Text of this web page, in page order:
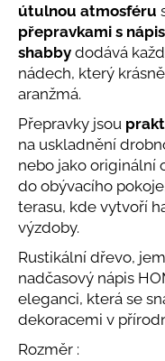
útulnou atmosféru
přepravkami s
shabby dodává
nádech, který
aranžmá.
Přepravky jsou
na uskladnění
nebo jako originální
do obývacího
terasu, kde vytvoří
výzdoby.
Rustikální dřevo,
nadčasový nápis
eleganci, která se
dekoracemi v
Rozměr :
D
o
p
o
r
u
č
u
j
e
m
e
SAMETOVÉ
STUHY
HEBKÝM